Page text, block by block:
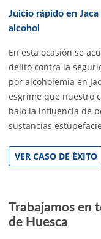
Juicio rápido en
alcohol
En esta ocasión se
delito contra la
por alcoholemia en
esgrime que nuestro
bajo la influencia de
sustancias
VER CASO DE ÉXITO
Trabajamos en
de Huesca